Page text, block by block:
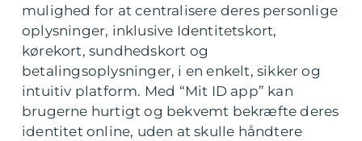
mulighed for at centralisere deres personlige
oplysninger, inklusive Identitetskort,
kørekort, sundhedskort og
betalingsoplysninger, i en enkelt, sikker og
intuitiv platform. Med “Mit ID app” kan
brugerne hurtigt og bekvemt bekræfte deres
identitet online, uden at skulle håndtere